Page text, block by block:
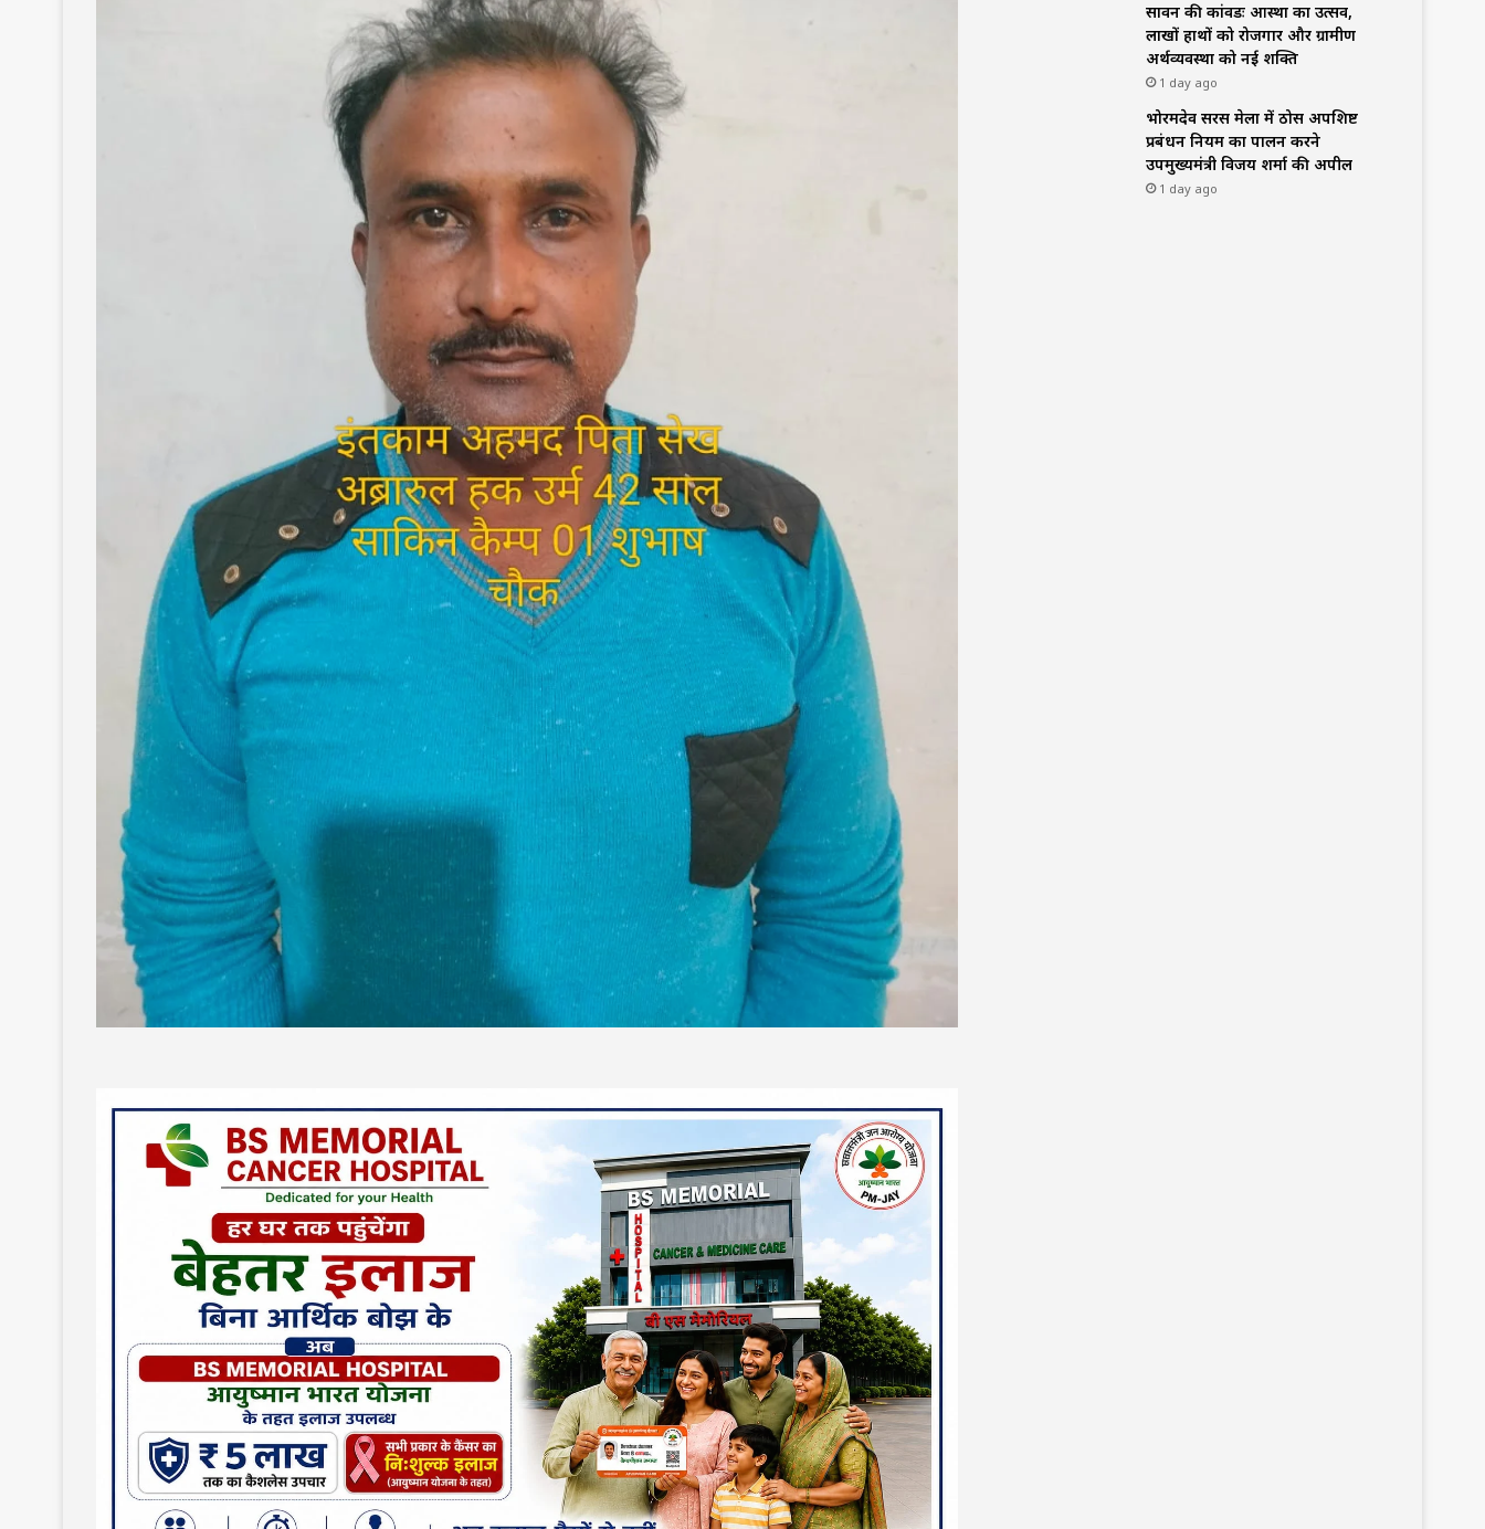
सावन की कांवडः आस्था का उत्सव,
लाखों हाथों को रोजगार और ग्रामीण
अर्थव्यवस्था को नई शक्ति
1 day ago
भोरमदेव सरस मेला में ठोस अपशिष्ट
प्रबंधन नियम का पालन करने
उपमुख्यमंत्री विजय शर्मा की अपील
1 day ago